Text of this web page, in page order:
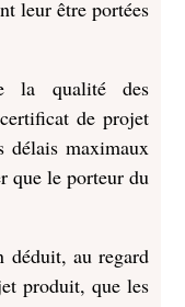
leur être portées
la qualité des
de projet
délais maximaux
que le porteur du
déduit, au regard
produit, que les